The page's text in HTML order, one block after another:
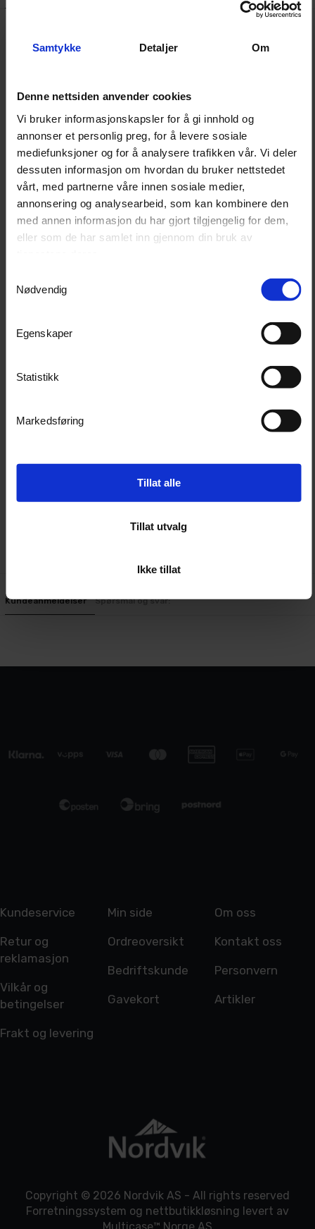
Samtykke Detaljer Om
Denne nettsiden anvender cookies
Vi bruker informasjonskapsler for å gi innhold og
annonser et personlig preg, for å levere sosiale
mediefunksjoner og for å analysere trafikken vår. Vi deler
dessuten informasjon om hvordan du bruker nettstedet
vårt, med partnerne våre innen sosiale medier,
annonsering og analysearbeid, som kan kombinere den
med annen informasjon du har gjort tilgjengelig for dem,
eller som de har samlet inn gjennom din bruk av
Nødvendig
Egenskaper
Statistikk
Markedsføring
Tillat alle
Tillat utvalg
Ikke tillat
Antec lyktefester 76 mm Elektropolert er et solid og
og lang holdbarhet under tøffe værforhold. Leveres i
Disse lyktefestene sikrer en stabil og sikker montering
av ekstralys på kjøretøyets frontbøyle, og passer til rør
med en diameter på 76 mm.
Fordeler
Passer til rør med en diameter på 76 mm.
Overflate Elektropolert
76 mm
Kundeanmeldelser Spørsmål og svar:
Kundeservice
Retur og
reklamasjon
Vilkår og
betingelser
Frakt og levering
Min side
Ordreoversikt
Bedriftskunde
Gavekort
Om oss
Kontakt oss
Personvern
Artikler
Copyright © 2026 Nordvik AS - All rights reserved
Forretningssystem og nettbutikkløsning levert av